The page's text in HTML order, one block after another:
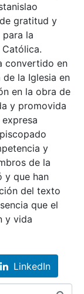
gratitud y
la
convertido en
la Iglesia en
en la obra de
y promovida
y
de la
y que han
del texto
que el
y vida
LinkedIn